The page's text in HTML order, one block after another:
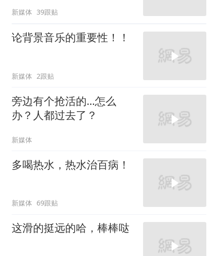
新媒体 39跟贴
论背景音乐的重要性！！
新媒体 2跟贴
旁边有个抢活的…怎么
办？人都过去了？
新媒体
多喝热水，热水治百病！
新媒体 69跟贴
这滑的挺远的哈，棒棒哒